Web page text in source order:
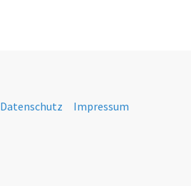
Impressum
Datenschutz